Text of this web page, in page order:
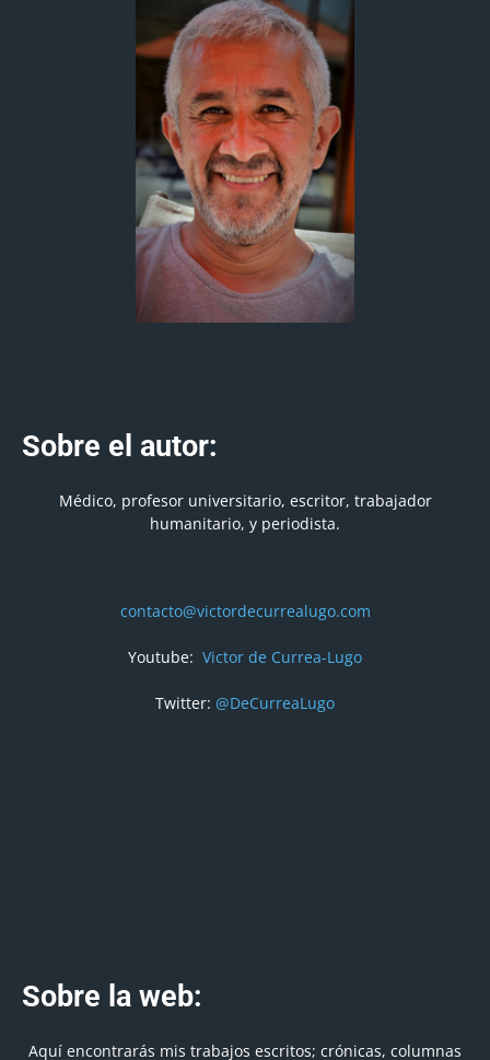
Sobre el autor:
Médico, profesor universitario, escritor, trabajador
humanitario, y periodista.
contacto@victordecurrealugo.com
Youtube: Victor de Currea-Lugo
Twitter: @DeCurreaLugo
Sobre la web:
Aquí encontrarás mis trabajos escritos; crónicas, columnas